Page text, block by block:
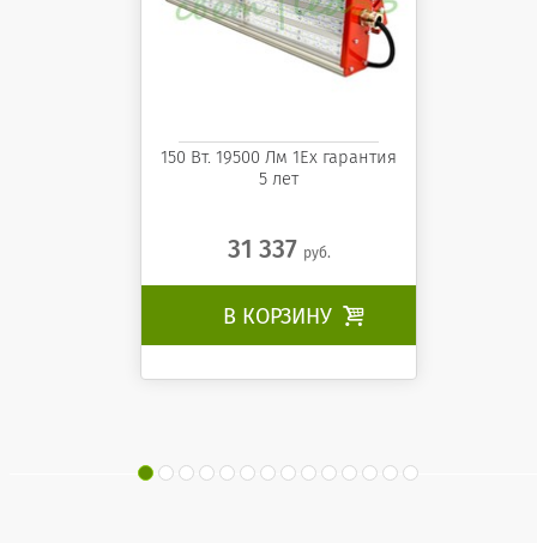
150 Вт. 19500 Лм 1Ех гарантия
5 лет
31 337 руб.
В КОРЗИНУ 